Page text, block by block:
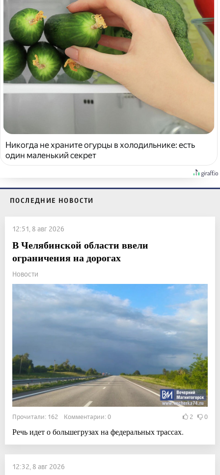
Никогда не храните огурцы в холодильнике: есть
один маленький секрет
ПОСЛЕДНИЕ НОВОСТИ
12:51, 8 авг 2026
В Челябинской области ввели
ограничения на дорогах
Новости
Прочитали: 162 Комментарии: 0 2 0
Речь идет о большегрузах на федеральных трассах.
12:32, 8 авг 2026